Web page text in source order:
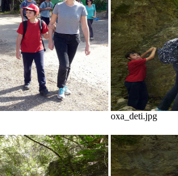
oxa_deti.jpg